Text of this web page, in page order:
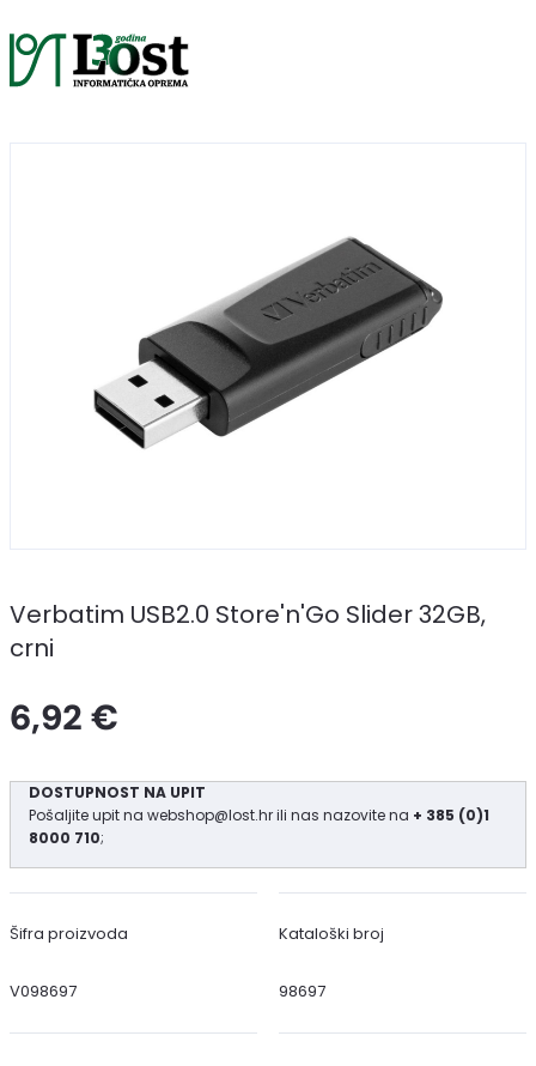
Verbatim USB2.0 Store'n'Go Slider 32GB,
crni
6,92 €
DOSTUPNOST NA UPIT
Pošaljite upit na webshop@lost.hrili nas nazovite na + 385 (0)1
8000 710;
Šifra proizvoda
V098697
Kataloški broj
98697